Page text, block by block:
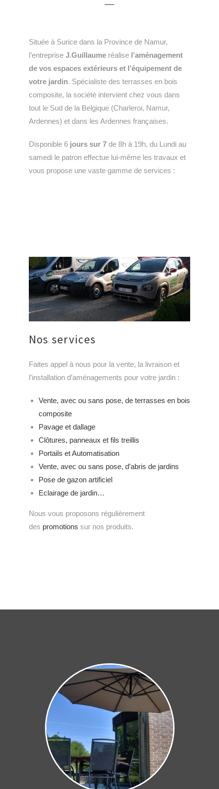
Située à Surice dans la Province de Namur,
l’entreprise J.Guillaumeréalise l’aménagement
de vos espaces extérieurs et l’équipement de
votre jardin. Spécialiste des terrasses en bois
composite, la société intervient chez vous dans
tout le Sud de la Belgique (Charleroi, Namur,
Ardennes) et dans les Ardennes françaises.
Disponible 6jours sur 7de 8h à 19h, du Lundi au
samedi le patron effectue lui-même les travaux et
vous propose une vaste gamme de services :
Nos services
Faites appel à nous pour la vente, la livraison et
l’installation d’aménagements pour votre jardin :
Vente, avec ou sans pose, de terrasses en bois
composite
Pavage et dallage
Clôtures, panneaux et fils treillis
Portails et Automatisation
Vente, avec ou sans pose, d’abris de jardins
Pose de gazon artificiel
Eclairage de jardin…
Nous vous proposons régulièrement
des promotions sur nos produits.